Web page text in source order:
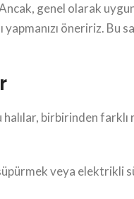
genel olarak
öneririz. Bu
halılar, birbirinden
süpürmek veya